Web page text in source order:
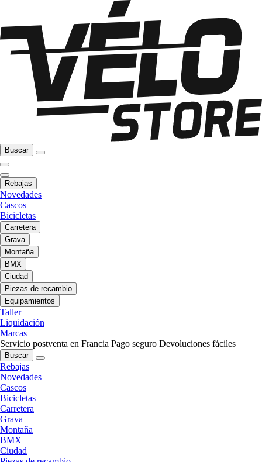
Buscar
Rebajas
Novedades
Cascos
Bicicletas
Carretera
Grava
Montaña
BMX
Ciudad
Piezas de recambio
Equipamientos
Taller
Liquidación
Marcas
Servicio postventa en Francia Pago seguro Devoluciones fáciles
Buscar
Rebajas
Novedades
Cascos
Bicicletas
Carretera
Grava
Montaña
BMX
Ciudad